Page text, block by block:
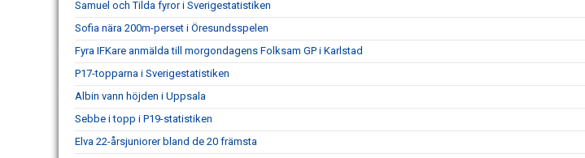
Samuel och Tilda fyror i Sverigestatistiken
Sofia nära 200m-perset i Öresundsspelen
Fyra IFKare anmälda till morgondagens Folksam GP i Karlstad
P17-topparna i Sverigestatistiken
Albin vann höjden i Uppsala
Sebbe i topp i P19-statistiken
Elva 22-årsjuniorer bland de 20 främsta